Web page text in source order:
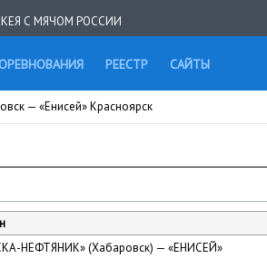
С МЯЧОМ РОССИИ
РЕЕСТР САЙТЫ
— «Енисей» Красноярск
НЕФТЯНИК» (Хабаровск) — «ЕНИСЕЙ»